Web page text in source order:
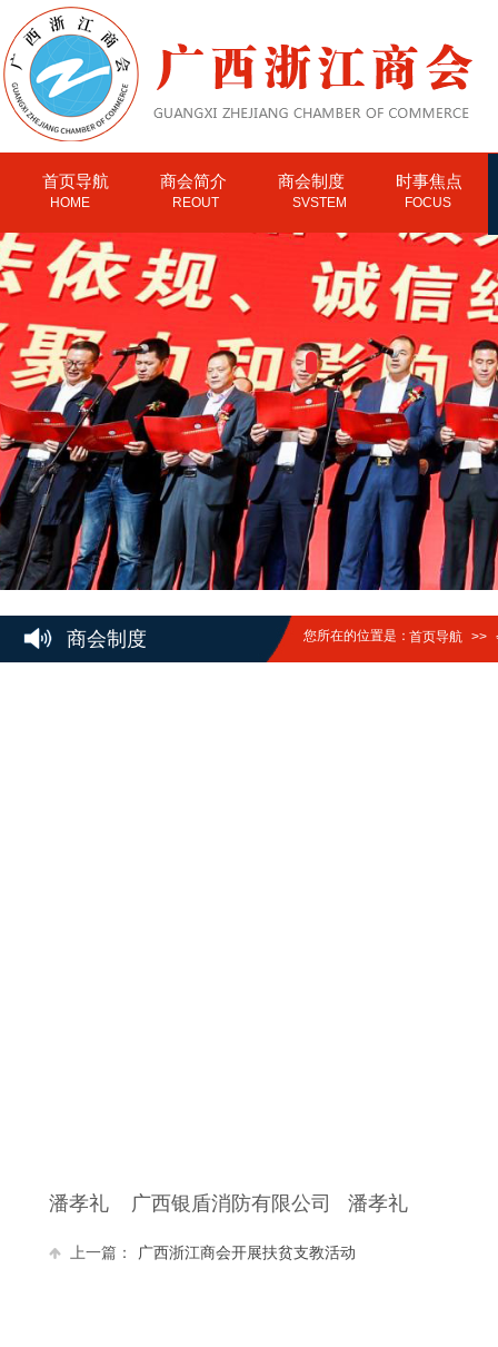
首页导航 商会简介 商会制度 时事焦点
HOME REOUT SVSTEM FOCUS
商会制度 您所在的位置是：首页导航 >>
潘孝礼 广西银盾消防有限公司 潘孝礼
上一篇： 广西浙江商会开展扶贫支教活动